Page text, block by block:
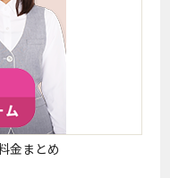
金まとめ